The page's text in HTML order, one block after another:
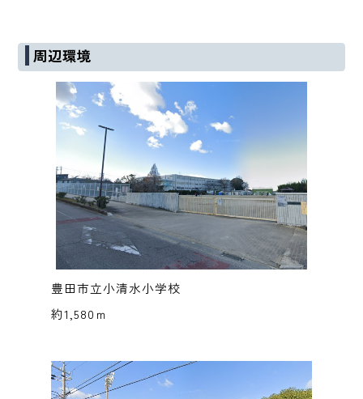
周辺環境
豊田市立小清水小学校
約1,580ｍ